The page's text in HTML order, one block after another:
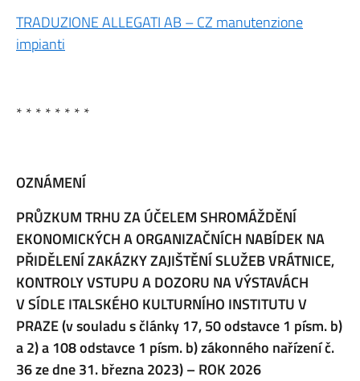
TRADUZIONE ALLEGATI AB – CZ manutenzione
impianti
* * * * * * * *
OZNÁMENÍ
PRŮZKUM TRHUZA ÚČELEM SHROMÁŽDĚNÍ
EKONOMICKÝCH A ORGANIZAČNÍCH NABÍDEK NA
PŘIDĚLENÍ ZAKÁZKY ZAJIŠTĚNÍ SLUŽEB VRÁTNICE,
KONTROLY VSTUPU A DOZORU NA VÝSTAVÁCH
V SÍDLE ITALSKÉHO KULTURNÍHO INSTITUTU V
PRAZE(v souladu s články 17, 50 odstavce 1 písm. b)
a 2) a 108 odstavce 1 písm. b) zákonného nařízení č.
36 ze dne 31. března 2023) – ROK 2026